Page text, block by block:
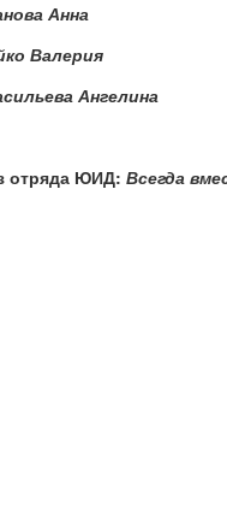
Анна
Валерия
Ангелина
отряда ЮИД: Всегда